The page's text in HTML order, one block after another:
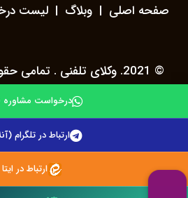
صفحه اصلی | وبلاگ | لیست
© 2021. وکلای تلفنی .
درخواست مشاوره
ارتباط در تلگرام
ارتباط در ایتا